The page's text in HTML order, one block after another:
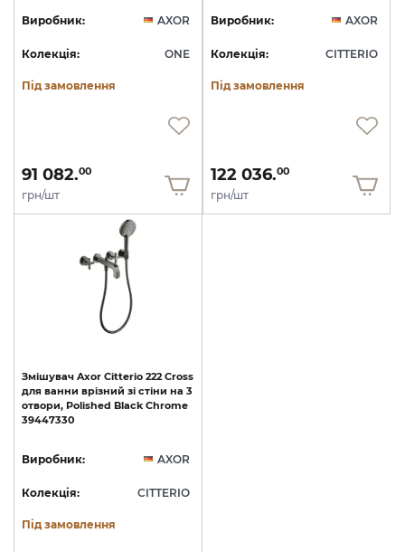
Виробник: AXOR
Колекція: ONE
Під замовлення
91 082.00
грн/шт
Виробник: AXOR
Колекція: CITTERIO
Під замовлення
122 036.00
грн/шт
Змішувач Axor Citterio 222 Cross
для ванни врізний зі стіни на 3
отвори, Polished Black Chrome
39447330
Виробник: AXOR
Колекція: CITTERIO
Під замовлення